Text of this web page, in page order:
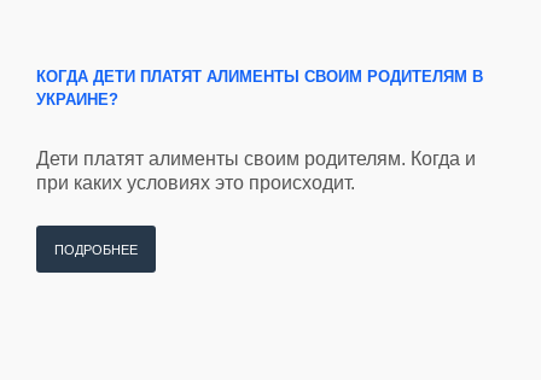
КОГДА ДЕТИ ПЛАТЯТ АЛИМЕНТЫ СВОИМ РОДИТЕЛЯМ В
УКРАИНЕ?
Дети платят алименты своим родителям. Когда и
при каких условиях это происходит.
ПОДРОБНЕЕ